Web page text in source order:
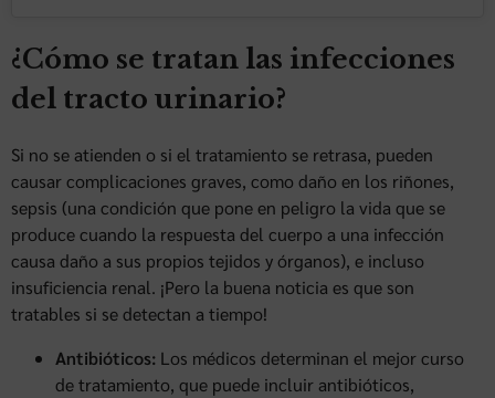
¿Cómo se tratan las infecciones
del tracto urinario?
Si no se atienden o si el tratamiento se retrasa, pueden
causar complicaciones graves, como daño en los riñones,
sepsis (una condición que pone en peligro la vida que se
produce cuando la respuesta del cuerpo a una infección
causa daño a sus propios tejidos y órganos), e incluso
insuficiencia renal. ¡Pero la buena noticia es que son
tratables si se detectan a tiempo!
Antibióticos: Los médicos determinan el mejor curso
de tratamiento, que puede incluir antibióticos,